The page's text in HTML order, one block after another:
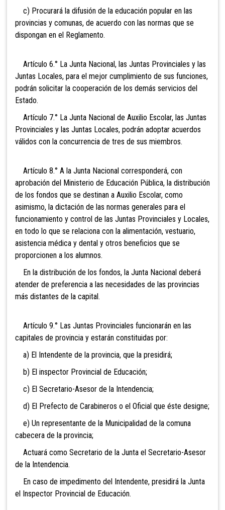
c) Procurará la difusión de la educación popular en las
provincias y comunas, de acuerdo con las normas que se
dispongan en el Reglamento.
Artículo 6.° La Junta Nacional, las Juntas Provinciales y las
Juntas Locales, para el mejor cumplimiento de sus funciones,
podrán solicitar la cooperación de los demás servicios del
Estado.
Artículo 7.° La Junta Nacional de Auxilio Escolar, las Juntas
Provinciales y las Juntas Locales, podrán adoptar acuerdos
válidos con la concurrencia de tres de sus miembros.
Artículo 8.° A la Junta Nacional corresponderá, con
aprobación del Ministerio de Educación Pública, la distribución
de los fondos que se destinan a Auxilio Escolar, como
asimismo, la dictación de las normas generales para el
funcionamiento y control de las Juntas Provinciales y Locales,
en todo lo que se relaciona con la alimentación, vestuario,
asistencia médica y dental y otros beneficios que se
proporcionen a los alumnos.
En la distribución de los fondos, la Junta Nacional deberá
atender de preferencia a las necesidades de las provincias
más distantes de la capital.
Artículo 9.° Las Juntas Provinciales funcionarán en las
capitales de provincia y estarán constituidas por:
a) El Intendente de la provincia, que la presidirá;
b) El inspector Provincial de Educación;
c) El Secretario-Asesor de la Intendencia;
d) El Prefecto de Carabineros o el Oficial que éste designe;
e) Un representante de la Municipalidad de la comuna
cabecera de la provincia;
Actuará como Secretario de la Junta el Secretario-Asesor
de la Intendencia.
En caso de impedimento del Intendente, presidirá la Junta
el Inspector Provincial de Educación.